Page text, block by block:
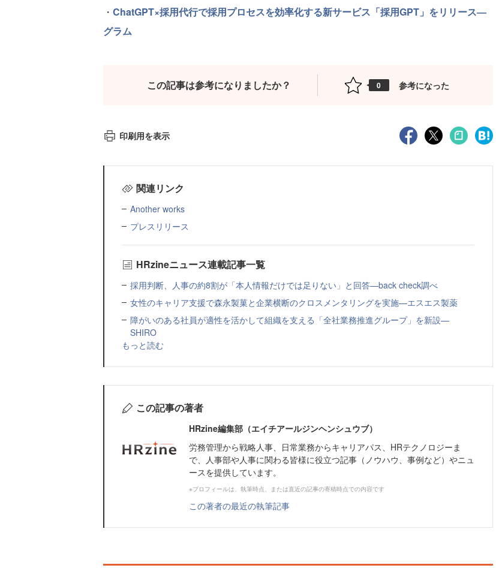
・ ChatGPT×採用代行で採用プロセスを効率化する新サービス「採用GPT」をリリース―
グラム
この記事は参考になりましたか？ 0 参考になった
印刷用を表示
関連リンク
Another works
プレスリリース
HRzineニュース連載記事一覧
採用判断、人事の約8割が「本人情報だけでは足りない」と回答—back check調べ
女性のキャリア支援で森永製菓と企業横断のクロスメンタリングを実施—エスエス製薬
障がいのある社員が適性を活かして組織を支える「全社業務推進グループ」を新設—
SHIRO
もっと読む
この記事の著者
HRzine編集部（エイチアールジンヘンシュウブ）
労務管理から戦略人事、日常業務からキャリアパス、HRテクノロジーま
で、人事部や人事に関わる皆様に役立つ記事（ノウハウ、事例など）やニュ
ースを提供しています。
※プロフィールは、執筆時点、または直近の記事の寄稿時点での内容です
この著者の最近の執筆記事